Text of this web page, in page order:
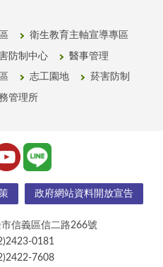
衛生教育主軸宣導專區
防制中心 醫事管理
志工園地 菸害防制
管理所
政府網站資料開放宣告
信義區信二路266號
0181
7608